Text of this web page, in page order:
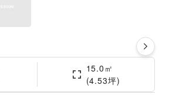
15.0㎡
(4.53坪)